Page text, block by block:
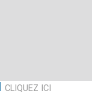
CLIQUEZ ICI